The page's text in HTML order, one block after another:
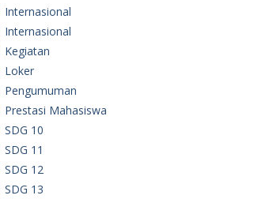
Internasional
Internasional
Kegiatan
Loker
Pengumuman
Prestasi Mahasiswa
SDG 10
SDG 11
SDG 12
SDG 13